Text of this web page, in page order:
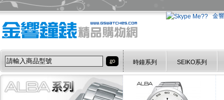
金
時鐘系列 SEIKO系列